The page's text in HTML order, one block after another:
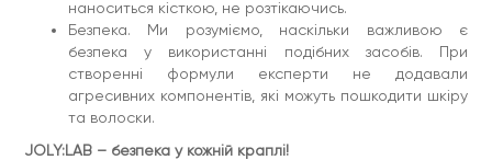
наноситься кісткою, не розтікаючись.
Безпека. Ми розуміємо, наскільки важливою є
безпека у використанні подібних засобів. При
створенні формули експерти не додавали
агресивних компонентів, які можуть пошкодити шкіру
та волоски.
JOLY:LAB – безпека у кожній краплі!